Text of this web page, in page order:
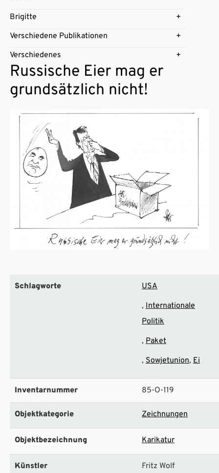
Brigitte
Verschiedene Publikationen
Verschiedenes
Russische Eier mag er
grundsätzlich nicht!
Schlagworte
USA
Internationale
Politik
Paket
Sowjetunion Ei
Inventarnummer 85-O-119
Objektkategorie Zeichnungen
Objektbezeichnung Karikatur
Künstler Fritz Wolf